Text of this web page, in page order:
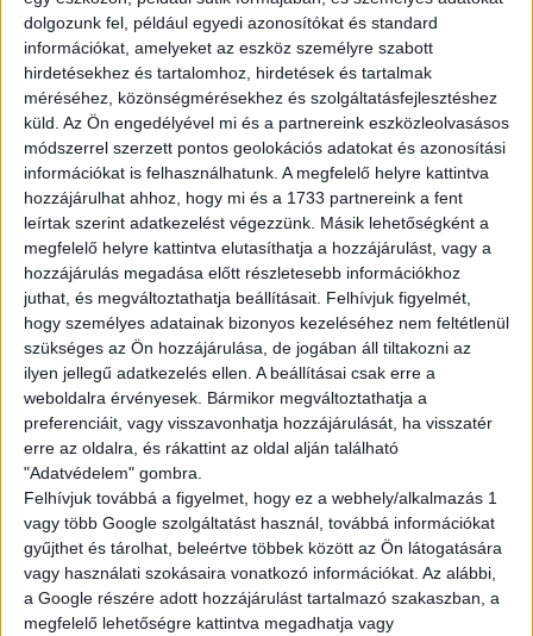
dolgozunk fel, például egyedi azonosítókat és standard
információkat, amelyeket az eszköz személyre szabott
hirdetésekhez és tartalomhoz, hirdetések és tartalmak
méréséhez, közönségmérésekhez és szolgáltatásfejlesztéshez
küld. Az Ön engedélyével mi és a partnereink eszközleolvasásos
módszerrel szerzett pontos geolokációs adatokat és azonosítási
információkat is felhasználhatunk. A megfelelő helyre kattintva
hozzájárulhat ahhoz, hogy mi és a 1733 partnereink a fent
leírtak szerint adatkezelést végezzünk. Másik lehetőségként a
megfelelő helyre kattintva elutasíthatja a hozzájárulást, vagy a
hozzájárulás megadása előtt részletesebb információkhoz
juthat, és megváltoztathatja beállításait. Felhívjuk figyelmét,
hogy személyes adatainak bizonyos kezeléséhez nem feltétlenül
szükséges az Ön hozzájárulása, de jogában áll tiltakozni az
ilyen jellegű adatkezelés ellen. A beállításai csak erre a
weboldalra érvényesek. Bármikor megváltoztathatja a
preferenciáit, vagy visszavonhatja hozzájárulását, ha visszatér
erre az oldalra, és rákattint az oldal alján található
"Adatvédelem" gombra.
Felhívjuk továbbá a figyelmet, hogy ez a webhely/alkalmazás 1
vagy több Google szolgáltatást használ, továbbá információkat
gyűjthet és tárolhat, beleértve többek között az Ön látogatására
vagy használati szokásaira vonatkozó információkat. Az alábbi,
a Google részére adott hozzájárulást tartalmazó szakaszban, a
megfelelő lehetőségre kattintva megadhatja vagy
havi 150 óra felett: 40.000Ft
Amit kínálunk:
Rugalmas, sulihoz igazítható beosztás
Biztos, hosszútávú munkalehetőség
Barátságos, támogató csapat
Fejlődési és előrelépési lehetőség
Multi Job QuickPayen keresztül tudsz kérni fizetési előleget
25%-os kedvezménykártya jár mindenkinek a Starbucks, KFC
és Pizza Hut éttermeknél
Ha itt dolgozol, sosem maradsz éhesen!
A munka mellett a szórakozás is fontos! Folyamatos tréningeken
és csapatépítőkön vehetsz részt.
JELENTKEZÉS